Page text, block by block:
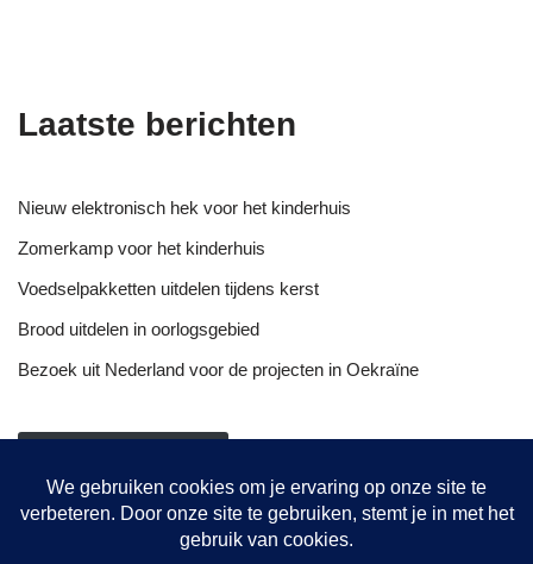
Laatste berichten
Nieuw elektronisch hek voor het kinderhuis
Zomerkamp voor het kinderhuis
Voedselpakketten uitdelen tijdens kerst
Brood uitdelen in oorlogsgebied
Bezoek uit Nederland voor de projecten in Oekraïne